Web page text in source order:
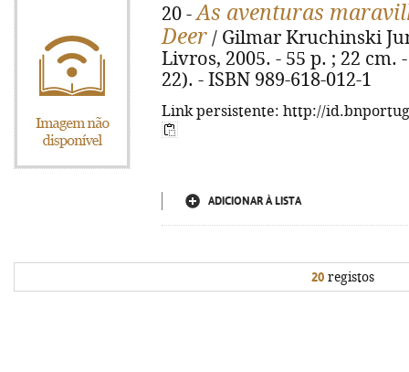
20 -As aventuras
Deer / Gilmar Kruchinski
Livros, 2005. - 55 p. ; 22
22). - ISBN 989-618-012-1
Link persistente: http://
ADICIONAR À LISTA
20registos